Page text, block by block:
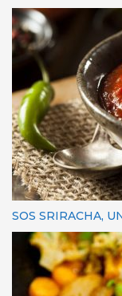
SOS SRIRACHA,